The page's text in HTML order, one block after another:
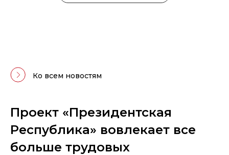
Ко всем новостям
Проект «Президентская
Республика» вовлекает все
больше трудовых